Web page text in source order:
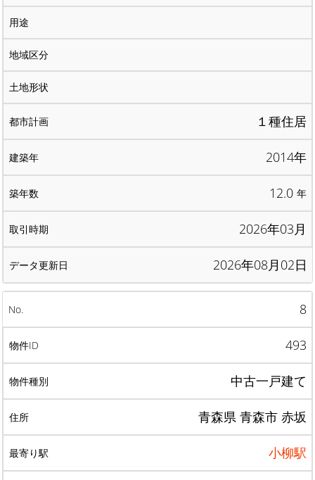
１種住居
2014年
12.0 年
2026年03月
2026年08月02日
8
493
中古一戸建て
青森県 青森市 赤坂
小柳駅